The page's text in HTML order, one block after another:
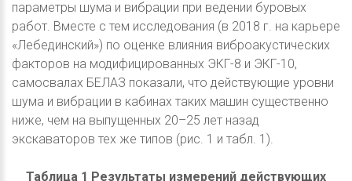
параметры шума и вибрации при ведении буровых
работ. Вместе с тем исследования (в 2018 г. на карьере
«Лебединский») по оценке влияния виброакустических
факторов на модифицированных ЭКГ-8 и ЭКГ-10,
самосвалах БЕЛАЗ показали, что действующие уровни
шума и вибрации в кабинах таких машин существенно
ниже, чем на выпущенных 20–25 лет назад
экскаваторов тех же типов (рис. 1 и табл. 1).
Таблица 1 Результаты измерений действующих